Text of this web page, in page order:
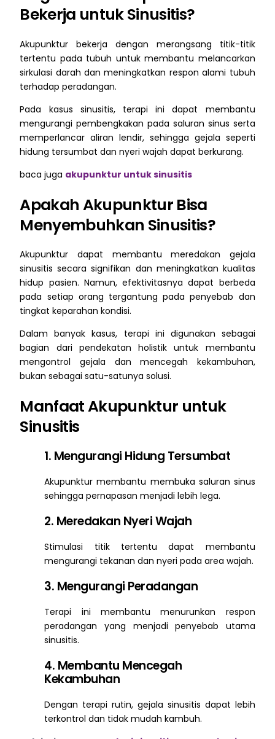
Bekerja untuk Sinusitis?
Akupunktur bekerja dengan merangsang titik-titik
tertentu pada tubuh untuk membantu melancarkan
sirkulasi darah dan meningkatkan respon alami tubuh
terhadap peradangan.
Pada kasus sinusitis, terapi ini dapat membantu
mengurangi pembengkakan pada saluran sinus serta
memperlancar aliran lendir, sehingga gejala seperti
hidung tersumbat dan nyeri wajah dapat berkurang.
baca juga akupunktur untuk sinusitis
Apakah Akupunktur Bisa
Menyembuhkan Sinusitis?
Akupunktur dapat membantu meredakan gejala
sinusitis secara signifikan dan meningkatkan kualitas
hidup pasien. Namun, efektivitasnya dapat berbeda
pada setiap orang tergantung pada penyebab dan
tingkat keparahan kondisi.
Dalam banyak kasus, terapi ini digunakan sebagai
bagian dari pendekatan holistik untuk membantu
mengontrol gejala dan mencegah kekambuhan,
bukan sebagai satu-satunya solusi.
Manfaat Akupunktur untuk
Sinusitis
1. Mengurangi Hidung Tersumbat
Akupunktur membantu membuka saluran sinus
sehingga pernapasan menjadi lebih lega.
2. Meredakan Nyeri Wajah
Stimulasi titik tertentu dapat membantu
mengurangi tekanan dan nyeri pada area wajah.
3. Mengurangi Peradangan
Terapi ini membantu menurunkan respon
peradangan yang menjadi penyebab utama
sinusitis.
4. Membantu Mencegah
Kekambuhan
Dengan terapi rutin, gejala sinusitis dapat lebih
terkontrol dan tidak mudah kambuh.